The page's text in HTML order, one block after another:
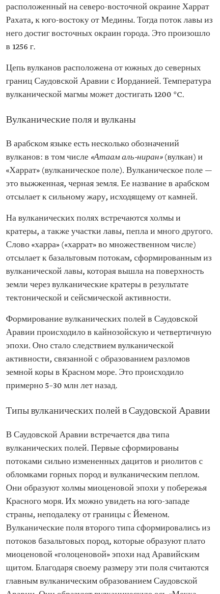
расположенный на северо-восточной окраине Харрат
Рахата, к юго-востоку от Медины. Тогда поток лавы из
него достиг восточных окраин города. Это произошло
в 1256 г.
Цепь вулканов расположена от южных до северных
границ Саудовской Аравии с Иорданией. Температура
вулканической магмы может достигать 1200 °C.
Вулканические поля и вулканы
В арабском языке есть несколько обозначений
вулканов: в том числе «Атаам аль-ниран»(вулкан) и
«Харрат» (вулканическое поле). Вулканическое поле —
это выжженная, черная земля. Ее название в арабском
отсылает к сильному жару, исходящему от камней.
На вулканических полях встречаются холмы и
кратеры, а также участки лавы, пепла и много другого.
Слово «харра» («харрат» во множественном числе)
отсылает к базальтовым потокам, сформированным из
вулканической лавы, которая вышла на поверхность
земли через вулканические кратеры в результате
тектонической и сейсмической активности.
Формирование вулканических полей в Саудовской
Аравии происходило в кайнозойскую и четвертичную
эпохи. Оно стало следствием вулканической
активности, связанной с образованием разломов
земной коры в Красном море. Это происходило
примерно 5–30 млн лет назад.
Типы вулканических полей в Саудовской Аравии
В Саудовской Аравии встречается два типа
вулканических полей. Первые сформированы
потоками сильно измененных дацитов и риолитов с
обломками горных пород и вулканическим пеплом.
Они образуют холмы миоценовой эпохи у побережья
Красного моря. Их можно увидеть на юго-западе
страны, неподалеку от границы с Йеменом.
Вулканические поля второго типа сформировались из
потоков базальтовых пород, которые образуют плато
миоценовой «голоценовой» эпохи над Аравийским
щитом. Благодаря своему размеру эти поля считаются
главным вулканическим образованием Саудовской